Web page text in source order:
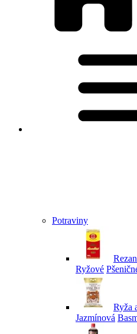
Potraviny
Ryžové
Ryža
Jazmínová